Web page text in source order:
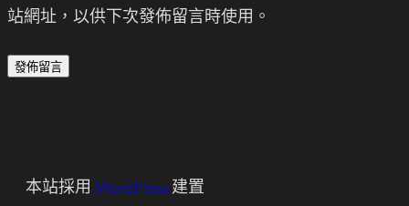
站網址，以供下次發佈留言時使用。
本站採用 WordPress 建置